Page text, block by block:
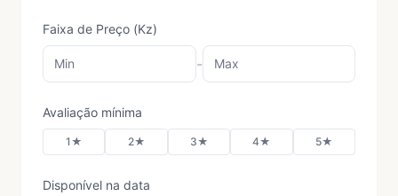
Faixa de Preço (Kz)
-
Avaliação mínima
1★ 2★ 3★ 4★ 5★
Disponível na data